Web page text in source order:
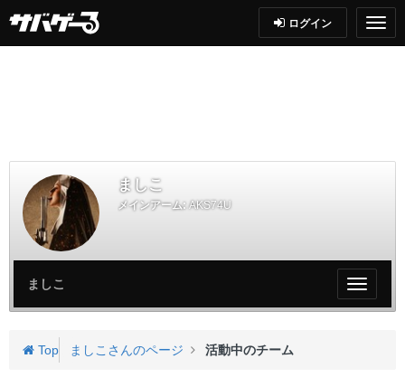
ログイン
ましこ
メインアーム: AKS74U
My
ペ
ましこ
Top ましこさんのページ 活動中のチーム